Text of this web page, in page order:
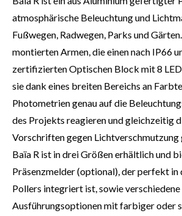
atmosphärische Beleuchtung und
Fußwegen, Radwegen, Parks und
montierten Armen, die einen nach IP66
zertifizierten Optischen Block mit 8
sie dank eines breiten Bereichs an
Photometrien genau auf die
des Projekts reagieren und gleichzeitig
Vorschriften gegen Lichtverschmutzung
Baïa R ist in drei Größen erhältlich und
Präsenzmelder (optional), der perfekt in
Pollers integriert ist, sowie verschiedene
Ausführungsoptionen mit farbiger oder